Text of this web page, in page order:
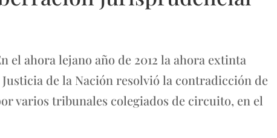
ahora lejano año de 2012 la ahora extinta
de la Nación resolvió la contradicción de
varios tribunales colegiados de circuito, en el